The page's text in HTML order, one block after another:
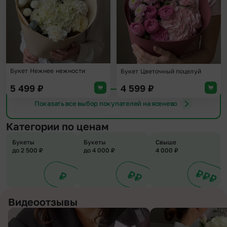
Букет Нежнее нежности
5 499 ₽
Букет Цветочный поцелуй
4 599 ₽
Показать все выбор покупателей на ясенево
Категории по ценам
Букеты
до 2 500 ₽
Букеты
до 4 000 ₽
Свыше
4 000 ₽
Видеоотзывы